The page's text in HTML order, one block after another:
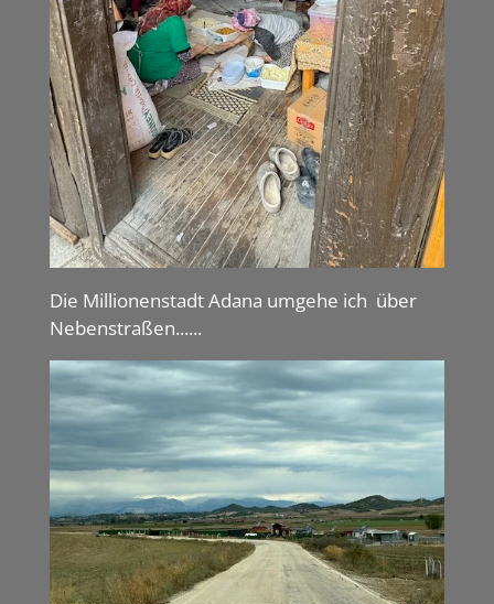
Die Millionenstadt Adana umgehe ich über
Nebenstraßen......